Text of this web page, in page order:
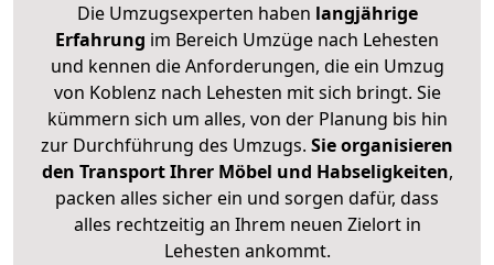
Die Umzugsexperten haben langjährige
Erfahrung im Bereich Umzüge nach Lehesten
und kennen die Anforderungen, die ein Umzug
von Koblenz nach Lehesten mit sich bringt. Sie
kümmern sich um alles, von der Planung bis hin
zur Durchführung des Umzugs. Sie organisieren
den Transport Ihrer Möbel und Habseligkeiten,
packen alles sicher ein und sorgen dafür, dass
alles rechtzeitig an Ihrem neuen Zielort in
Lehesten ankommt.